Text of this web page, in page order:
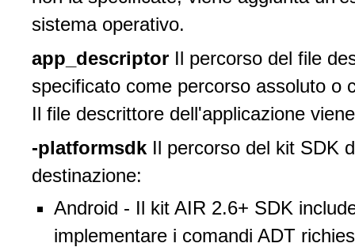
sistema operativo.
app_descriptor Il percorso del file
specificato come percorso assoluto o
Il file descrittore dell'applicazione
-platformsdk Il percorso del kit SDK
destinazione:
Android - Il kit AIR 2.6+ SDK
implementare i comandi ADT